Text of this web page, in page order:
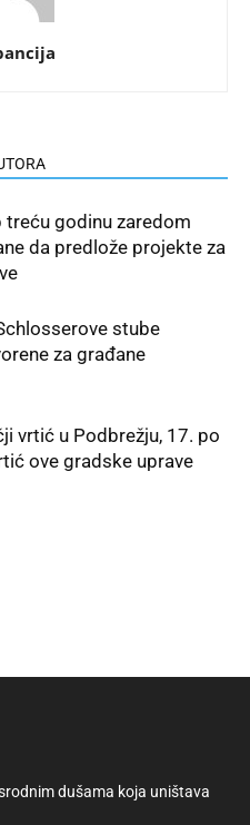
treću godinu zaredom
da predlože projekte za
stube
za građane
vrtić u Podbrežju, 17. po
ove gradske uprave
dušama koja uništava